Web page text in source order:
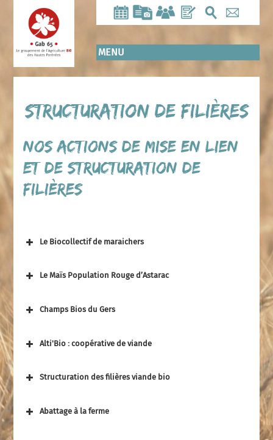
contenu
principal
MENU
Structuration de filières
Nos actions de mise en lien
et de structuration de
filières
Le Biocollectif de maraichers
Le Maïs Population Rouge d’Astarac
Champs Bios du Gers
Alti'Bio : coopérative de viande
Structuration des filières viande bio
Abattage à la ferme